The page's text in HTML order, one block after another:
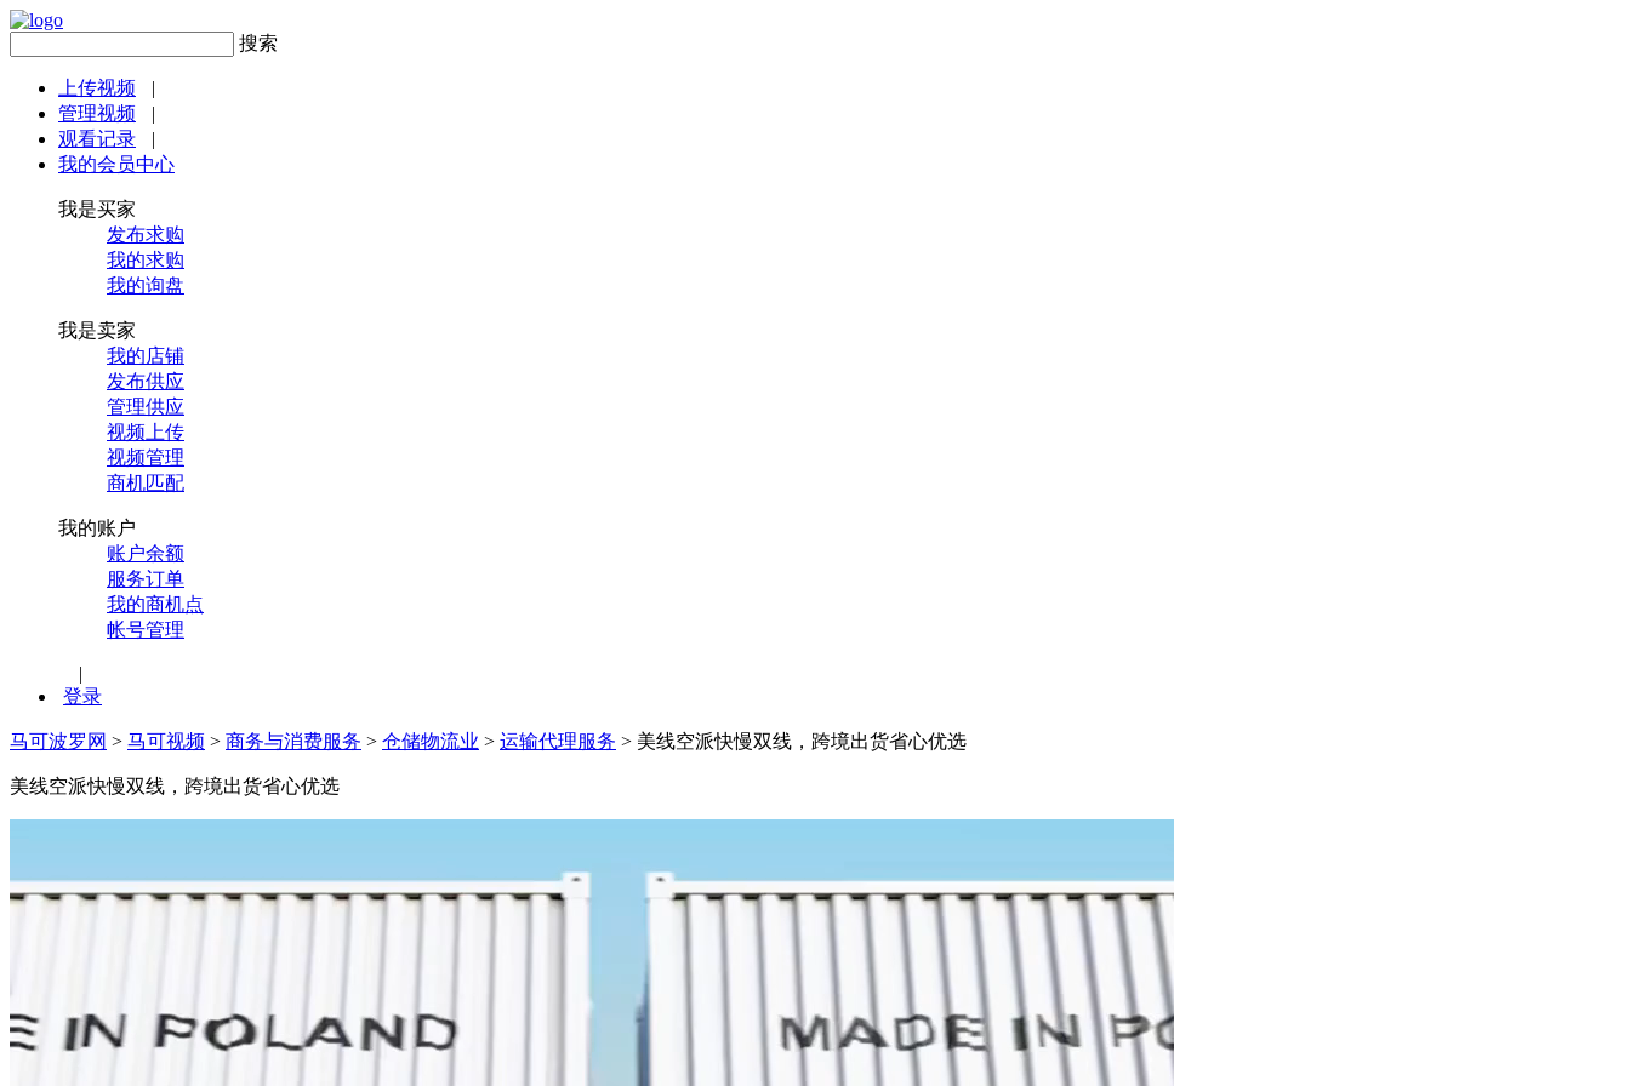
搜索
上传视频
|
管理视频
|
观看记录
|
我的会员中心
我是买家
发布求购
我的求购
我的询盘
我是卖家
我的店铺
发布供应
管理供应
视频上传
视频管理
商机匹配
我的账户
账户余额
服务订单
我的商机点
帐号管理
|
登录
马可波罗网 > 马可视频 > 商务与消费服务 > 仓储物流业 > 运输代理服务 > 美线空派快慢双线，跨境出货省心优选
美线空派快慢双线，跨境出货省心优选